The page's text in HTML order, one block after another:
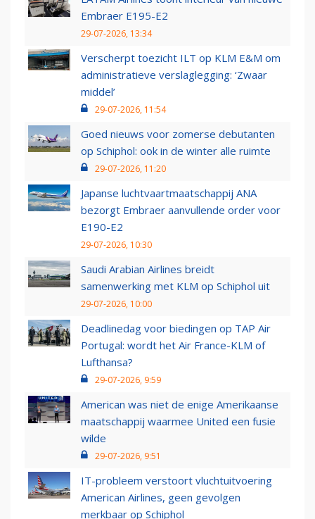
Embraer E195-E2
29-07-2026, 13:34
Verscherpt toezicht ILT op KLM E&M om
administratieve verslaglegging: ‘Zwaar
middel’
29-07-2026, 11:54
Goed nieuws voor zomerse debutanten
op Schiphol: ook in de winter alle ruimte
29-07-2026, 11:20
Japanse luchtvaartmaatschappij ANA
bezorgt Embraer aanvullende order voor
E190-E2
29-07-2026, 10:30
Saudi Arabian Airlines breidt
samenwerking met KLM op Schiphol uit
29-07-2026, 10:00
Deadlinedag voor biedingen op TAP Air
Portugal: wordt het Air France-KLM of
Lufthansa?
29-07-2026, 9:59
American was niet de enige Amerikaanse
maatschappij waarmee United een fusie
wilde
29-07-2026, 9:51
IT-probleem verstoort vluchtuitvoering
American Airlines, geen gevolgen
merkbaar op Schiphol